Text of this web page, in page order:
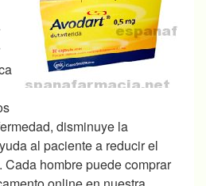
disminuye la
al paciente a reducir el
hombre puede comprar